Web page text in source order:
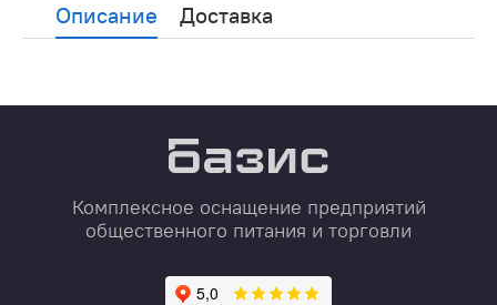
Описание Доставка
Комплексное оснащение предприятий
общественного питания и торговли